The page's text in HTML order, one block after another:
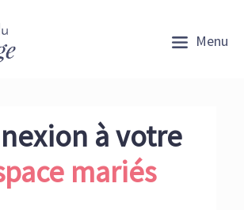
Menu
à votre
mariés